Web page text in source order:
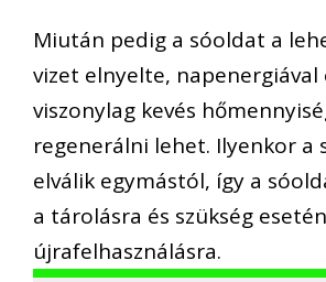
Miután pedig a sóoldat a
vizet elnyelte,
viszonylag kevés
regenerálni lehet. Ilyenkor a
elválik egymástól, így a
a tárolásra és szükség
újrafelhasználásra.